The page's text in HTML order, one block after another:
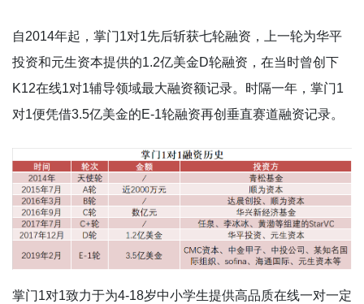
自2014年起，掌门1对1先后斩获七轮融资，上一轮为华平
投资和元生资本提供的1.2亿美金D轮融资，在当时曾创下
K12在线1对1辅导领域最大融资额记录。时隔一年，掌门1
对1便凭借3.5亿美金的E-1轮融资再创垂直赛道融资记录。
掌门1对1致力于为4-18岁中小学生提供高品质在线一对一定